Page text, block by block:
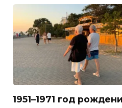
1951–1971 год